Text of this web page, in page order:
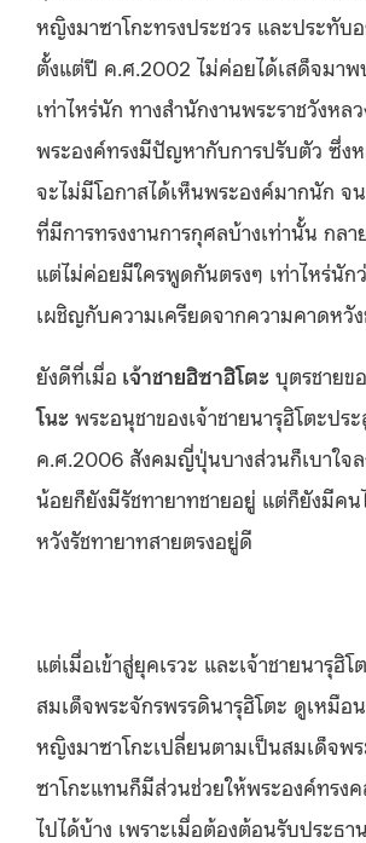
หญิงมาซาโกะทรงประชวร และประทับ
ตั้งแต่ปี ค.ศ.2002 ไม่ค่อยได้เสด็จมาพ
เท่าไหร่นัก ทางสำนักงานพระราชวังหล
พระองค์ทรงมีปัญหากับการปรับตัว ซึ่ง
จะไม่มีโอกาสได้เห็นพระองค์มากนัก จ
ที่มีการทรงงานการกุศลบ้างเท่านั้น กลา
แต่ไม่ค่อยมีใครพูดกันตรงๆ เท่าไหร่นัก
เผชิญกับความเครียดจากความคาดหวั
ยังดีที่เมื่อ เจ้าชายฮิซาฮิโตะ บุตรชายข
โนะ พระอนุชาของเจ้าชายนารุฮิโตะปร
ค.ศ.2006 สังคมญี่ปุ่นบางส่วนก็เบาใจล
น้อยก็ยังมีรัชทายาทชายอยู่ แต่ก็ยังมีค
หวังรัชทายาทสายตรงอยู่ดี
แต่เมื่อเข้าสู่ยุคเรวะ และเจ้าชายนารุฮิโ
สมเด็จพระจักรพรรดินารุฮิโตะ ดูเหมือ
หญิงมาซาโกะเปลี่ยนตามเป็นสมเด็จพ
ซาโกะแทนก็มีส่วนช่วยให้พระองค์ทรง
ไปได้บ้าง เพราะเมื่อต้องต้อนรับประธ